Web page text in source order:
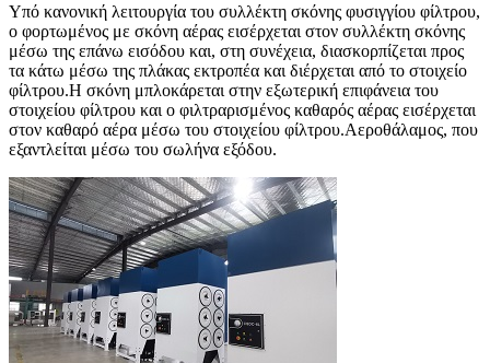
Υπό κανονική λειτουργία του συλλέκτη σκόνης φυσιγγίου φίλτρου,
ο φορτωμένος με σκόνη αέρας εισέρχεται στον συλλέκτη σκόνης
μέσω της επάνω εισόδου και, στη συνέχεια, διασκορπίζεται προς
τα κάτω μέσω της πλάκας εκτροπέα και διέρχεται από το στοιχείο
φίλτρου.Η σκόνη μπλοκάρεται στην εξωτερική επιφάνεια του
στοιχείου φίλτρου και ο φιλτραρισμένος καθαρός αέρας εισέρχεται
στον καθαρό αέρα μέσω του στοιχείου φίλτρου.Αεροθάλαμος, που
εξαντλείται μέσω του σωλήνα εξόδου.